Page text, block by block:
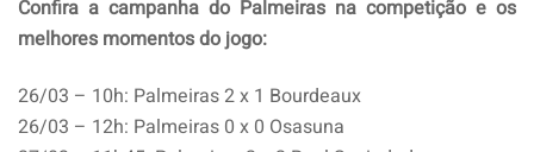
Confira a campanha do Palmeiras na competição e os
melhores momentos do jogo:
26/03 – 10h: Palmeiras2 x 1 Bourdeaux
26/03 – 12h: Palmeiras 0 x 0 Osasuna